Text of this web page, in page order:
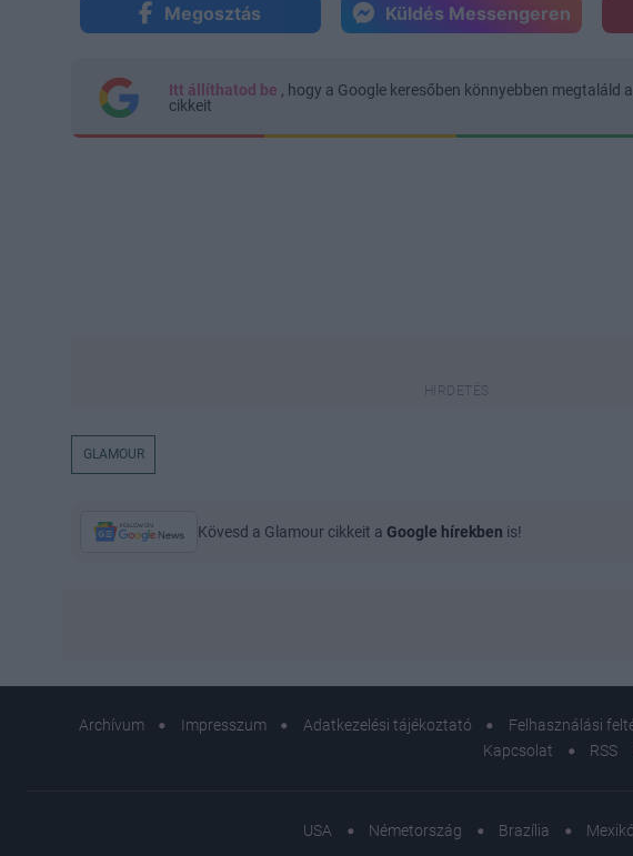
Megosztás Küldés Messengeren
Itt állíthatod be , hogy a Google keresőben könnyebben megtaláld
cikkeit
GLAMOUR
Kövesd a Glamour cikkeit a Google hírekben is!
Archívum Impresszum Adatkezelési tájékoztató Felhasználási
Kapcsolat
RSS
USA Németország Brazília Mexikó